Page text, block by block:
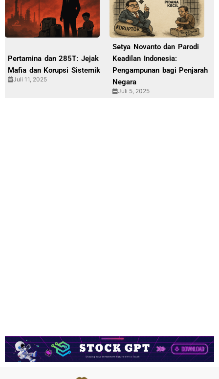
Pertamina dan 285T: Jejak
Mafia dan Korupsi Sistemik
Juli 11, 2025
Setya Novanto dan Parodi
Keadilan Indonesia:
Pengampunan bagi Penjarah
Negara
Juli 5, 2025